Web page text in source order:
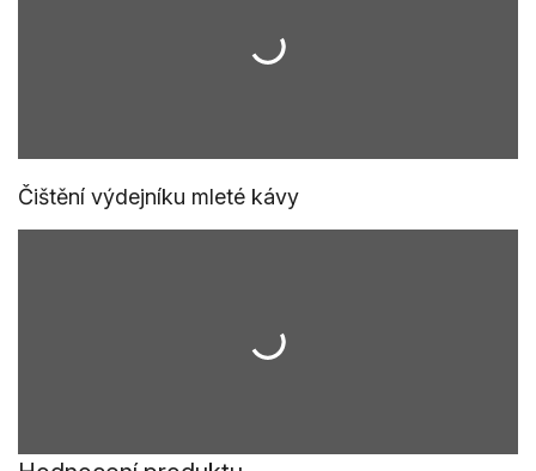
Čištění výdejníku mleté kávy